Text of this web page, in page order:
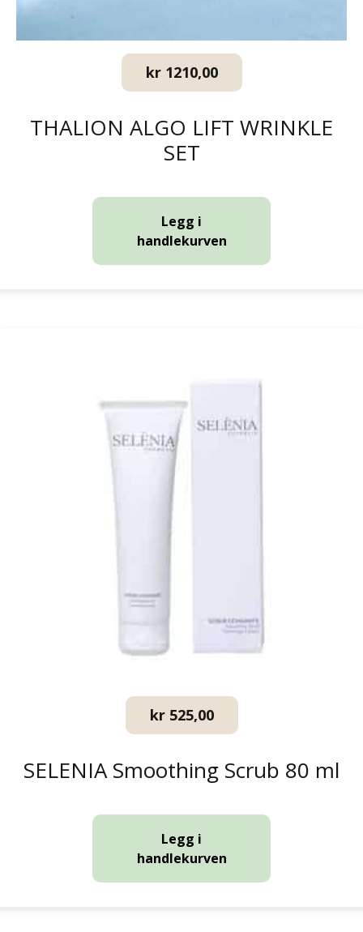
kr1210,00
THALION ALGO LIFT WRINKLE
SET
Legg i
handlekurven
kr525,00
SELENIA Smoothing Scrub 80 ml
Legg i
handlekurven